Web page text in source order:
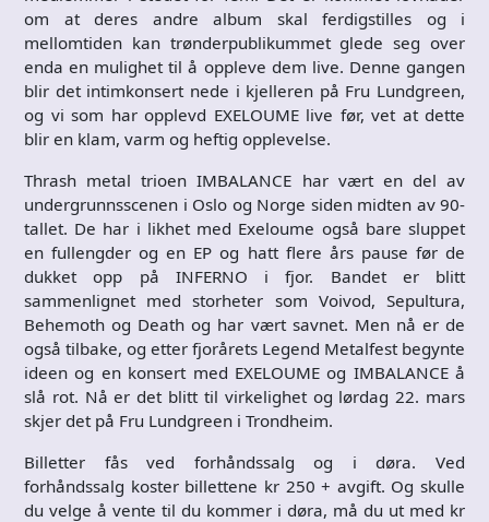
om at deres andre album skal ferdigstilles og i
mellomtiden kan trønderpublikummet glede seg over
enda en mulighet til å oppleve dem live. Denne gangen
blir det intimkonsert nede i kjelleren på Fru Lundgreen,
og vi som har opplevd EXELOUME live før, vet at dette
blir en klam, varm og heftig opplevelse.
Thrash metal trioen IMBALANCE har vært en del av
undergrunnsscenen i Oslo og Norge siden midten av 90-
tallet. De har i likhet med Exeloume også bare sluppet
en fullengder og en EP og hatt flere års pause før de
dukket opp på INFERNO i fjor. Bandet er blitt
sammenlignet med storheter som Voivod, Sepultura,
Behemoth og Death og har vært savnet. Men nå er de
også tilbake, og etter fjorårets Legend Metalfest begynte
ideen og en konsert med EXELOUME og IMBALANCE å
slå rot. Nå er det blitt til virkelighet og lørdag 22. mars
skjer det på Fru Lundgreen i Trondheim.
Billetter fås ved forhåndssalg og i døra. Ved
forhåndssalg koster billettene kr 250 + avgift. Og skulle
du velge å vente til du kommer i døra, må du ut med kr